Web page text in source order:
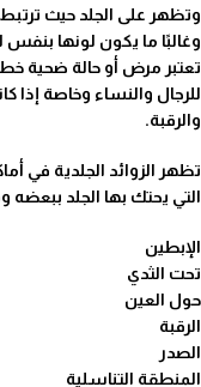
وتظهر على الجلد حيث
وغالبًا ما يكون لونها بنفس
تعتبر مرض أو حالة ضحية
للرجال والنساء وخاصة
والرقبة.
تظهر الزوائد الجلدية في
التي يحتك بها الجلد ببعضه
الإبطين
تحت الثدي
حول العين
الرقبة
الصدر
المنطقة التناسلية